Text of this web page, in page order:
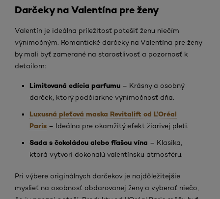
Darčeky na Valentína pre ženy
Valentín je ideálna príležitosť potešiť ženu niečím
výnimočným. Romantické darčeky na Valentína pre ženy
by mali byť zamerané na starostlivosť a pozornosť k
detailom:
Limitovaná edícia parfumu – Krásny a osobný
darček, ktorý podčiarkne výnimočnosť dňa.
Luxusná pleťová maska Revitalift od L'Oréal
Paris – Ideálna pre okamžitý efekt žiarivej pleti.
Sada s čokoládou alebo fľašou vína – Klasika,
ktorá vytvorí dokonalú valentínsku atmosféru.
Pri výbere originálnych darčekov je najdôležitejšie
myslieť na osobnosť obdarovanej ženy a vyberať niečo,